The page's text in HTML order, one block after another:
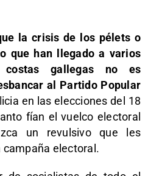
la crisis de los pélets o
que han llegado a varios
gallegas no es
al Partido Popular
en las elecciones del 18
fían el vuelco electoral
un revulsivo que les
electoral.